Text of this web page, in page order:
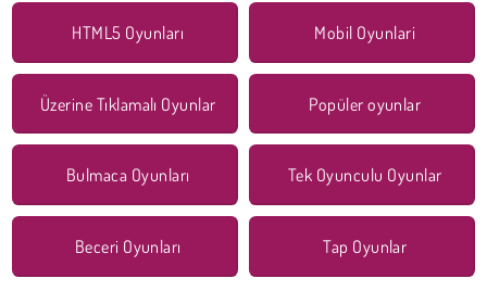
HTML5 Oyunları Mobil Oyunlari
Üzerine Tıklamalı Oyunlar Popüler oyunlar
Bulmaca Oyunları Tek Oyunculu Oyunlar
Beceri Oyunları Tap Oyunlar